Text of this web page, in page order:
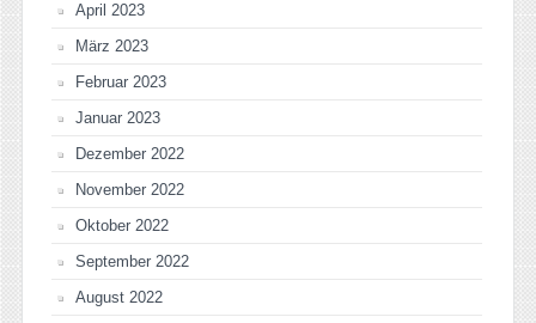
April 2023
März 2023
Februar 2023
Januar 2023
Dezember 2022
November 2022
Oktober 2022
September 2022
August 2022